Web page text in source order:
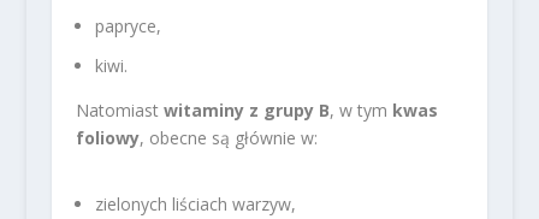
papryce,
kiwi.
Natomiast witaminy z grupy B, w tym kwas
foliowy, obecne są głównie w:
zielonych liściach warzyw,